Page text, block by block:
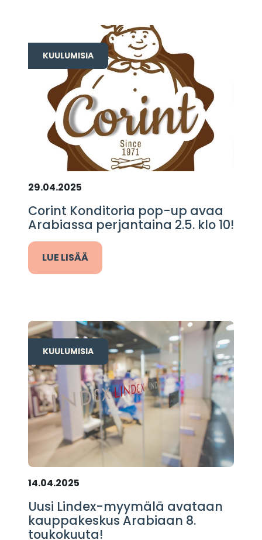
KUULUMISIA
29.04.2025
Corint Konditoria pop-up avaa
Arabiassa perjantaina 2.5. klo 10!
LUE LISÄÄ
KUULUMISIA
14.04.2025
Uusi Lindex-myymälä avataan
kauppakeskus Arabiaan 8.
toukokuuta!